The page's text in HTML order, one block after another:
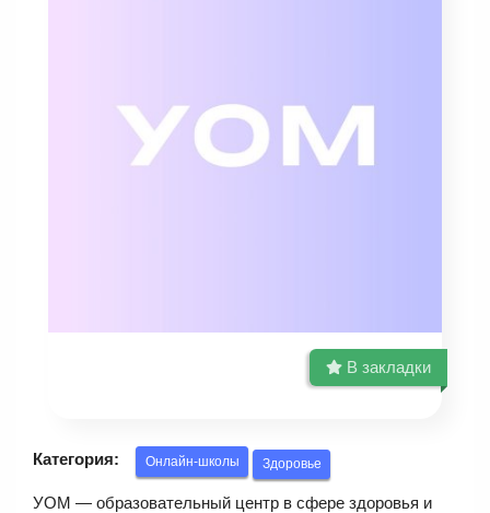
В закладки
Категория: Онлайн-школы Здоровье
УОМ — образовательный центр в сфере здоровья и